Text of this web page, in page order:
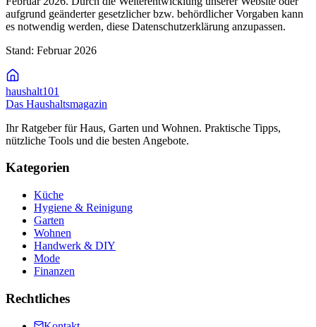
aufgrund geänderter gesetzlicher bzw. behördlicher Vorgaben kann
es notwendig werden, diese Datenschutzerklärung anzupassen.
Stand: Februar 2026
haushalt101
Das Haushaltsmagazin
Ihr Ratgeber für Haus, Garten und Wohnen. Praktische Tipps,
nützliche Tools und die besten Angebote.
Kategorien
Küche
Hygiene & Reinigung
Garten
Wohnen
Handwerk & DIY
Mode
Finanzen
Rechtliches